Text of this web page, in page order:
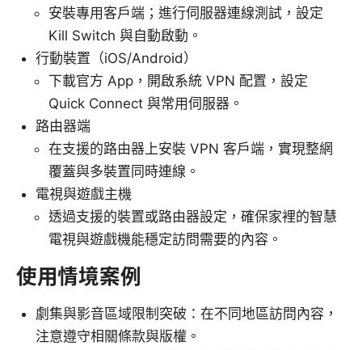
安裝專用客戶端；進行伺服器連線測試，設定
Kill Switch 與自動啟動。
行動裝置（iOS/Android）
下載官方 App，開啟系統 VPN 配置，設定
Quick Connect 與常用伺服器。
路由器端
在支援的路由器上安裝 VPN 客戶端，實現整網
覆蓋與多裝置同時連線。
電視與遊戲主機
透過支援的裝置或路由器設定，確保家裡的智慧
電視與遊戲機能穩定訪問需要的內容。
使用情境案例
劇集與影音區域限制突破：在不同地區訪問內容，
注意遵守相關條款與版權。